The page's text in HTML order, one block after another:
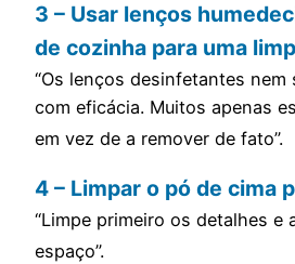
3 – Usar lenços
de cozinha para uma
“Os lenços desinfetantes nem
com eficácia. Muitos apenas
em vez de a remover de fato”.
4 – Limpar o pó de cima
“Limpe primeiro os detalhes e
espaço”.